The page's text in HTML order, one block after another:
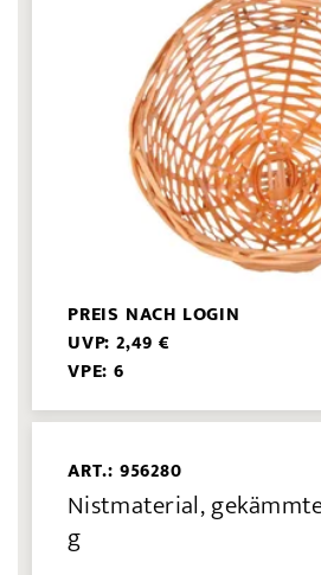
PREIS NACH LOGIN
UVP: 2,49 €
VPE: 6
ART.: 956280
Nistmaterial,
g